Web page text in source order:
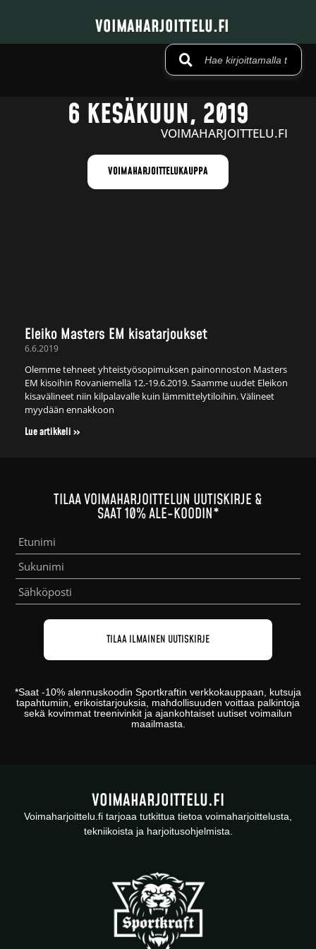
VOIMAHARJOITTELU.FI
6 KESÄKUUN, 2019
VOIMAHARJOITTELU.FI
VOIMAHARJOITTELUKAUPPA
Eleiko Masters EM kisatarjoukset
6.6.2019
Olemme tehneet yhteistyösopimuksen painonnoston Masters
EM kisoihin Rovaniemellä 12.-19.6.2019. Saamme uudet Eleikon
kisavälineet niin kilpalavalle kuin lämmittelytiloihin. Välineet
myydään ennakkoon
Lue artikkeli »
TILAA VOIMAHARJOITTELUN UUTISKIRJE &
SAAT 10% ALE-KOODIN*
*Saat -10% alennuskoodin Sportkraftin verkkokauppaan , kutsuja
tapahtumiin, erikoistarjouksia, mahdollisuuden voittaa palkintoja
sekä kovimmat treenivinkit ja ajankohtaiset uutiset voimailun
maailmasta.
VOIMAHARJOITTELU.FI
Voimaharjoittelu.fi tarjoaa tutkittua tietoa voimaharjoittelusta,
tekniikoista ja harjoitusohjelmista.